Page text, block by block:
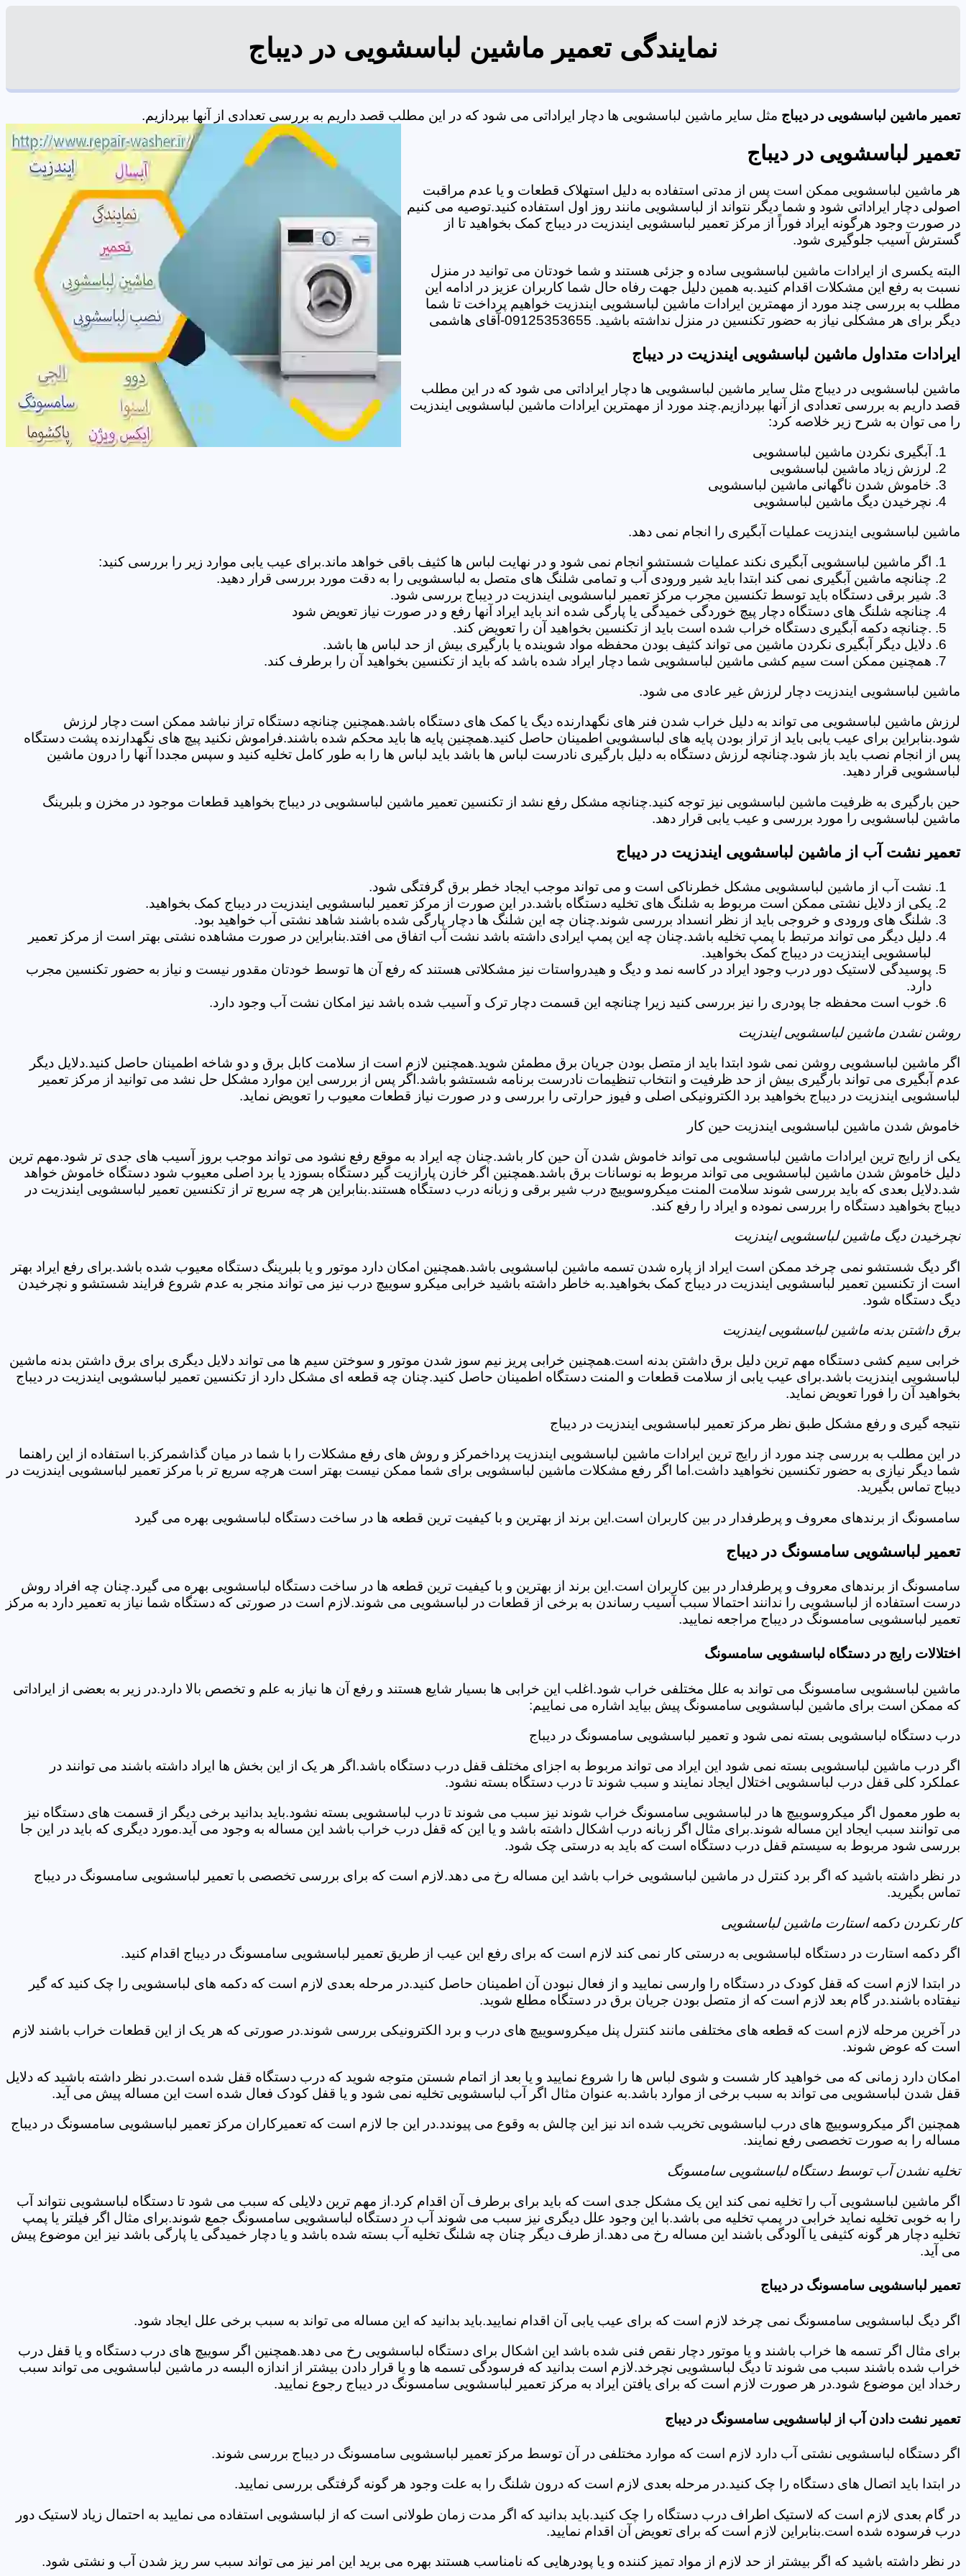
نمایندگی تعمیر ماشین لباسشویی در دیباج
تعمیر ماشین لباسشویی در دیباج مثل سایر ماشین لباسشویی ها دچار ایراداتی می شود که در این مطلب قصد داریم به بررسی تعدادی از آنها بپردازیم.
تعمیر لباسشویی در دیباج
هر ماشین لباسشویی ممکن است پس از مدتی استفاده به دلیل استهلاک قطعات و یا عدم مراقبت
اصولی دچار ایراداتی شود و شما دیگر نتواند از لباسشویی مانند روز اول استفاده کنید.توصیه می کنیم
در صورت وجود هرگونه ایراد فوراً از مرکز تعمیر لباسشویی ایندزیت در دیباج کمک بخواهید تا از
گسترش آسیب جلوگیری شود.
البته یکسری از ایرادات ماشین لباسشویی ساده و جزئی هستند و شما خودتان می توانید در منزل
نسبت به رفع این مشکلات اقدام کنید.به همین دلیل جهت رفاه حال شما کاربران عزیز در ادامه این
مطلب به بررسی چند مورد از مهمترین ایرادات ماشین لباسشویی ایندزیت خواهیم پرداخت تا شما
دیگر برای هر مشکلی نیاز به حضور تکنسین در منزل نداشته باشید. 09125353655-آقای هاشمی
ایرادات متداول ماشین لباسشویی ایندزیت در دیباج
ماشین لباسشویی در دیباج مثل سایر ماشین لباسشویی ها دچار ایراداتی می شود که در این مطلب
قصد داریم به بررسی تعدادی از آنها بپردازیم.چند مورد از مهمترین ایرادات ماشین لباسشویی ایندزیت
را می توان به شرح زیر خلاصه کرد:
آبگیری نکردن ماشین لباسشویی
لرزش زیاد ماشین لباسشویی
خاموش شدن ناگهانی ماشین لباسشویی
نچرخیدن دیگ ماشین لباسشویی
ماشین لباسشویی ایندزیت عملیات آبگیری را انجام نمی دهد.
اگر ماشین لباسشویی آبگیری نکند عملیات شستشو انجام نمی شود و در نهایت لباس ها کثیف باقی خواهد ماند.برای عیب یابی موارد زیر را بررسی کنید:
چنانچه ماشین آبگیری نمی کند ابتدا باید شیر ورودی آب و تمامی شلنگ های متصل به لباسشویی را به دقت مورد بررسی قرار دهید.
شیر برقی دستگاه باید توسط تکنسین مجرب مرکز تعمیر لباسشویی ایندزیت در دیباج بررسی شود.
چنانچه شلنگ های دستگاه دچار پیچ خوردگی خمیدگی یا پارگی شده اند باید ایراد آنها رفع و در صورت نیاز تعویض شود
.چنانچه دکمه آبگیری دستگاه خراب شده است باید از تکنسین بخواهید آن را تعویض کند.
دلایل دیگر آبگیری نکردن ماشین می تواند کثیف بودن محفظه مواد شوینده یا بارگیری بیش از حد لباس ها باشد.
همچنین ممکن است سیم کشی ماشین لباسشویی شما دچار ایراد شده باشد که باید از تکنسین بخواهید آن را برطرف کند.
ماشین لباسشویی ایندزیت دچار لرزش غیر عادی می شود.
لرزش ماشین لباسشویی می تواند به دلیل خراب شدن فنر های نگهدارنده دیگ یا کمک های دستگاه باشد.همچنین چنانچه دستگاه تراز نباشد ممکن است دچار لرزش
شود.بنابراین برای عیب یابی باید از تراز بودن پایه های لباسشویی اطمینان حاصل کنید.همچنین پایه ها باید محکم شده باشند.فراموش نکنید پیچ های نگهدارنده پشت دستگاه
پس از انجام نصب باید باز شود.چنانچه لرزش دستگاه به دلیل بارگیری نادرست لباس ها باشد باید لباس ها را به طور کامل تخلیه کنید و سپس مجددا آنها را درون ماشین
لباسشویی قرار دهید.
حین بارگیری به ظرفیت ماشین لباسشویی نیز توجه کنید.چنانچه مشکل رفع نشد از تکنسین تعمیر ماشین لباسشویی در دیباج بخواهید قطعات موجود در مخزن و بلبرینگ
ماشین لباسشویی را مورد بررسی و عیب یابی قرار دهد.
تعمیر نشت آب از ماشین لباسشویی ایندزیت در دیباج
نشت آب از ماشین لباسشویی مشکل خطرناکی است و می تواند موجب ایجاد خطر برق گرفتگی شود.
یکی از دلایل نشتی ممکن است مربوط به شلنگ های تخلیه دستگاه باشد.در این صورت از مرکز تعمیر لباسشویی ایندزیت در دیباج کمک بخواهید.
شلنگ های ورودی و خروجی باید از نظر انسداد بررسی شوند.چنان چه این شلنگ ها دچار پارگی شده باشند شاهد نشتی آب خواهید بود.
دلیل دیگر می تواند مرتبط با پمپ تخلیه باشد.چنان چه این پمپ ایرادی داشته باشد نشت آب اتفاق می افتد.بنابراین در صورت مشاهده نشتی بهتر است از مرکز تعمیر
لباسشویی ایندزیت در دیباج کمک بخواهید.
پوسیدگی لاستیک دور درب وجود ایراد در کاسه نمد و دیگ و هیدرواستات نیز مشکلاتی هستند که رفع آن ها توسط خودتان مقدور نیست و نیاز به حضور تکنسین مجرب
دارد.
خوب است محفظه جا پودری را نیز بررسی کنید زیرا چنانچه این قسمت دچار ترک و آسیب شده باشد نیز امکان نشت آب وجود دارد.
روشن نشدن ماشین لباسشویی ایندزیت
اگر ماشین لباسشویی روشن نمی شود ابتدا باید از متصل بودن جریان برق مطمئن شوید.همچنین لازم است از سلامت کابل برق و دو شاخه اطمینان حاصل کنید.دلایل دیگر
عدم آبگیری می تواند بارگیری بیش از حد ظرفیت و انتخاب تنظیمات نادرست برنامه شستشو باشد.اگر پس از بررسی این موارد مشکل حل نشد می توانید از مرکز تعمیر
لباسشویی ایندزیت در دیباج بخواهید برد الکترونیکی اصلی و فیوز حرارتی را بررسی و در صورت نیاز قطعات معیوب را تعویض نماید.
خاموش شدن ماشین لباسشویی ایندزیت حین کار
یکی از رایج ترین ایرادات ماشین لباسشویی می تواند خاموش شدن آن حین کار باشد.چنان چه ایراد به موقع رفع نشود می تواند موجب بروز آسیب های جدی تر شود.مهم ترین
دلیل خاموش شدن ماشین لباسشویی می تواند مربوط به نوسانات برق باشد.همچنین اگر خازن پارازیت گیر دستگاه بسوزد یا برد اصلی معیوب شود دستگاه خاموش خواهد
شد.دلایل بعدی که باید بررسی شوند سلامت المنت میکروسوییچ درب شیر برقی و زبانه درب دستگاه هستند.بنابراین هر چه سریع تر از تکنسین تعمیر لباسشویی ایندزیت در
دیباج بخواهید دستگاه را بررسی نموده و ایراد را رفع کند.
نچرخیدن دیگ ماشین لباسشویی ایندزیت
اگر دیگ شستشو نمی چرخد ممکن است ایراد از پاره شدن تسمه ماشین لباسشویی باشد.همچنین امکان دارد موتور و یا بلبرینگ دستگاه معیوب شده باشد.برای رفع ایراد بهتر
است از تکنسین تعمیر لباسشویی ایندزیت در دیباج کمک بخواهید.به خاطر داشته باشید خرابی میکرو سوییچ درب نیز می تواند منجر به عدم شروع فرایند شستشو و نچرخیدن
دیگ دستگاه شود.
برق داشتن بدنه ماشین لباسشویی ایندزیت
خرابی سیم کشی دستگاه مهم ترین دلیل برق داشتن بدنه است.همچنین خرابی پریز نیم سوز شدن موتور و سوختن سیم ها می تواند دلایل دیگری برای برق داشتن بدنه ماشین
لباسشویی ایندزیت باشد.برای عیب یابی از سلامت قطعات و المنت دستگاه اطمینان حاصل کنید.چنان چه قطعه ای مشکل دارد از تکنسین تعمیر لباسشویی ایندزیت در دیباج
بخواهید آن را فورا تعویض نماید.
نتیجه گیری و رفع مشکل طبق نظر مرکز تعمیر لباسشویی ایندزیت در دیباج
در این مطلب به بررسی چند مورد از رایج ترین ایرادات ماشین لباسشویی ایندزیت پرداخمرکز و روش های رفع مشکلات را با شما در میان گذاشمرکز.با استفاده از این راهنما
شما دیگر نیازی به حضور تکنسین نخواهید داشت.اما اگر رفع مشکلات ماشین لباسشویی برای شما ممکن نیست بهتر است هرچه سریع تر با مرکز تعمیر لباسشویی ایندزیت در
دیباج تماس بگیرید.
سامسونگ از برندهای معروف و پرطرفدار در بین کاربران است.این برند از بهترین و با کیفیت ترین قطعه ها در ساخت دستگاه لباسشویی بهره می گیرد
تعمیر لباسشویی سامسونگ در دیباج
سامسونگ از برندهای معروف و پرطرفدار در بین کاربران است.این برند از بهترین و با کیفیت ترین قطعه ها در ساخت دستگاه لباسشویی بهره می گیرد.چنان چه افراد روش
درست استفاده از لباسشویی را ندانند احتمالا سبب آسیب رساندن به برخی از قطعات در لباسشویی می شوند.لازم است در صورتی که دستگاه شما نیاز به تعمیر دارد به مرکز
تعمیر لباسشویی سامسونگ در دیباج مراجعه نمایید.
اختلالات رایج در دستگاه لباسشویی سامسونگ
ماشین لباسشویی سامسونگ می تواند به علل مختلفی خراب شود.اغلب این خرابی ها بسیار شایع هستند و رفع آن ها نیاز به علم و تخصص بالا دارد.در زیر به بعضی از ایراداتی
که ممکن است برای ماشین لباسشویی سامسونگ پیش بیاید اشاره می نماییم:
درب دستگاه لباسشویی بسته نمی شود و تعمیر لباسشویی سامسونگ در دیباج
اگر درب ماشین لباسشویی بسته نمی شود این ایراد می تواند مربوط به اجزای مختلف قفل درب دستگاه باشد.اگر هر یک از این بخش ها ایراد داشته باشند می توانند در
عملکرد کلی قفل درب لباسشویی اختلال ایجاد نمایند و سبب شوند تا درب دستگاه بسته نشود.
به طور معمول اگر میکروسوییچ ها در لباسشویی سامسونگ خراب شوند نیز سبب می شوند تا درب لباسشویی بسته نشود.باید بدانید برخی دیگر از قسمت های دستگاه نیز
می توانند سبب ایجاد این مساله شوند.برای مثال اگر زبانه درب اشکال داشته باشد و یا این که قفل درب خراب باشد این مساله به وجود می آید.مورد دیگری که باید در این جا
بررسی شود مربوط به سیستم قفل درب دستگاه است که باید به درستی چک شود.
در نظر داشته باشید که اگر برد کنترل در ماشین لباسشویی خراب باشد این مساله رخ می دهد.لازم است که برای بررسی تخصصی با تعمیر لباسشویی سامسونگ در دیباج
تماس بگیرید.
کار نکردن دکمه استارت ماشین لباسشویی
اگر دکمه استارت در دستگاه لباسشویی به درستی کار نمی کند لازم است که برای رفع این عیب از طریق تعمیر لباسشویی سامسونگ در دیباج اقدام کنید.
در ابتدا لازم است که قفل کودک در دستگاه را وارسی نمایید و از فعال نبودن آن اطمینان حاصل کنید.در مرحله بعدی لازم است که دکمه های لباسشویی را چک کنید که گیر
نیفتاده باشند.در گام بعد لازم است که از متصل بودن جریان برق در دستگاه مطلع شوید.
در آخرین مرحله لازم است که قطعه های مختلفی مانند کنترل پنل میکروسوییچ های درب و برد الکترونیکی بررسی شوند.در صورتی که هر یک از این قطعات خراب باشند لازم
است که عوض شوند.
امکان دارد زمانی که می خواهید کار شست و شوی لباس ها را شروع نمایید و یا بعد از اتمام شستن متوجه شوید که درب دستگاه قفل شده است.در نظر داشته باشید که دلایل
قفل شدن لباسشویی می تواند به سبب برخی از موارد باشد.به عنوان مثال اگر آب لباسشویی تخلیه نمی شود و یا قفل کودک فعال شده است این مساله پیش می آید.
همچنین اگر میکروسوییچ های درب لباسشویی تخریب شده اند نیز این چالش به وقوع می پیوندد.در این جا لازم است که تعمیرکاران مرکز تعمیر لباسشویی سامسونگ در دیباج
مساله را به صورت تخصصی رفع نمایند.
تخلیه نشدن آب توسط دستگاه لباسشویی سامسونگ
اگر ماشین لباسشویی آب را تخلیه نمی کند این یک مشکل جدی است که باید برای برطرف آن اقدام کرد.از مهم ترین دلایلی که سبب می شود تا دستگاه لباسشویی نتواند آب
را به خوبی تخلیه نماید خرابی در پمپ تخلیه می باشد.با این وجود علل دیگری نیز سبب می شوند آب در دستگاه لباسشویی سامسونگ جمع شوند.برای مثال اگر فیلتر یا پمپ
تخلیه دچار هر گونه کثیفی یا آلودگی باشند این مساله رخ می دهد.از طرف دیگر چنان چه شلنگ تخلیه آب بسته شده باشد و یا دچار خمیدگی یا پارگی باشد نیز این موضوع پیش
می آید.
تعمیر لباسشویی سامسونگ در دیباج
اگر دیگ لباسشویی سامسونگ نمی چرخد لازم است که برای عیب یابی آن اقدام نمایید.باید بدانید که این مساله می تواند به سبب برخی علل ایجاد شود.
برای مثال اگر تسمه ها خراب باشند و یا موتور دچار نقص فنی شده باشد این اشکال برای دستگاه لباسشویی رخ می دهد.همچنین اگر سوییچ های درب دستگاه و یا قفل درب
خراب شده باشند سبب می شوند تا دیگ لباسشویی نچرخد.لازم است بدانید که فرسودگی تسمه ها و یا قرار دادن بیشتر از اندازه البسه در ماشین لباسشویی می تواند سبب
رخداد این موضوع شود.در هر صورت لازم است که برای یافتن ایراد به مرکز تعمیر لباسشویی سامسونگ در دیباج رجوع نمایید.
تعمیر نشت دادن آب از لباسشویی سامسونگ در دیباج
اگر دستگاه لباسشویی نشتی آب دارد لازم است که موارد مختلفی در آن توسط مرکز تعمیر لباسشویی سامسونگ در دیباج بررسی شوند.
در ابتدا باید اتصال های دستگاه را چک کنید.در مرحله بعدی لازم است که درون شلنگ را به علت وجود هر گونه گرفتگی بررسی نمایید.
در گام بعدی لازم است که لاستیک اطراف درب دستگاه را چک کنید.باید بدانید که اگر مدت زمان طولانی است که از لباسشویی استفاده می نمایید به احتمال زیاد لاستیک دور
درب فرسوده شده است.بنابراین لازم است که برای تعویض آن اقدام نمایید.
در نظر داشته باشید که اگر بیشتر از حد لازم از مواد تمیز کننده و یا پودرهایی که نامناسب هستند بهره می برید این امر نیز می تواند سبب سر ریز شدن آب و نشتی شود.